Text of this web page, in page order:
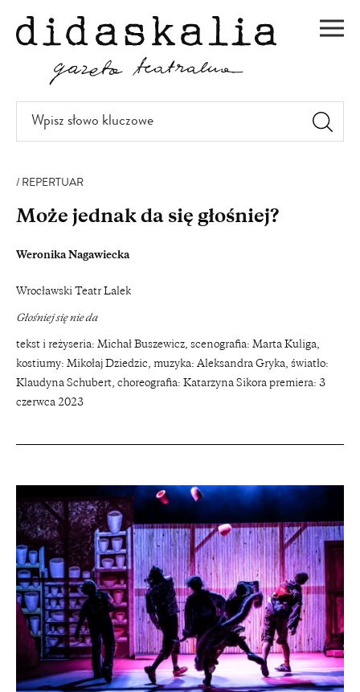
DO
TREŚCI
Wpisz
słowo
REPERTUAR
Może jednak da się głośniej?
Weronika Nagawiecka
Wrocławski Teatr Lalek
Głośniej się nie da
tekst i reżyseria: Michał Buszewicz, scenografia: Marta Kuliga,
kostiumy: Mikołaj Dziedzic, muzyka: Aleksandra Gryka, światło:
Klaudyna Schubert, choreografia: Katarzyna Sikora premiera: 3
czerwca 2023